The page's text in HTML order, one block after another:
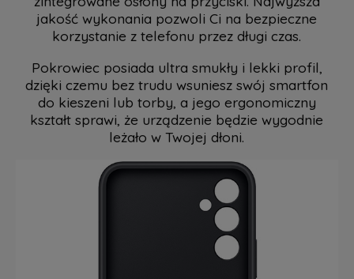
jakość wykonania pozwoli Ci na bezpieczne
korzystanie z telefonu przez długi czas.
Pokrowiec posiada ultra smukły i lekki profil,
dzięki czemu bez trudu wsuniesz swój smartfon
do kieszeni lub torby, a jego ergonomiczny
kształt sprawi, że urządzenie będzie wygodnie
leżało w Twojej dłoni.